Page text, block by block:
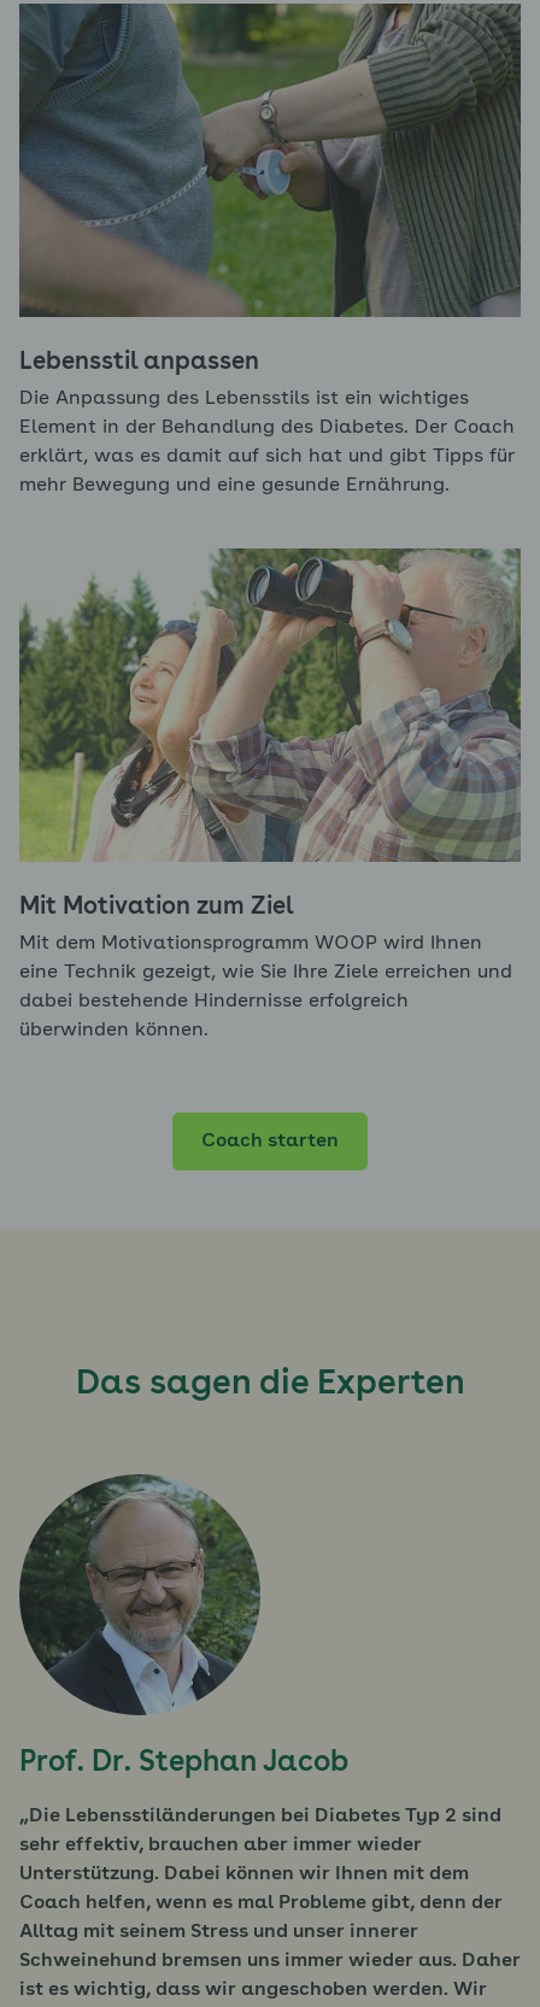
Lebensstil anpassen
Die Anpassung des Lebensstils ist ein wichtiges
Element in der Behandlung des Diabetes. Der Coach
erklärt, was es damit auf sich hat und gibt Tipps für
mehr Bewegung und eine gesunde Ernährung.
Mit Motivation zum Ziel
Mit dem Motivationsprogramm WOOP wird Ihnen
eine Technik gezeigt, wie Sie Ihre Ziele erreichen und
dabei bestehende Hindernisse erfolgreich
überwinden können.
Coach starten
Das sagen die Experten
Prof. Dr. Stephan Jacob
Die Lebensstiländerungen bei Diabetes Typ 2 sind
sehr effektiv, brauchen aber immer wieder
Unterstützung. Dabei können wir Ihnen mit dem
Coach helfen, wenn es mal Probleme gibt, denn der
Alltag mit seinem Stress und unser innerer
Schweinehund bremsen uns immer wieder aus. Daher
ist es wichtig, dass wir angeschoben werden. Wir